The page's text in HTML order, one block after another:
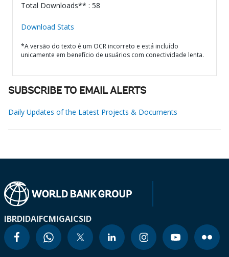
Total Downloads** : 58
Download Stats
*A versão do texto é um OCR incorreto e está incluído
unicamente em benefício de usuários com conectividade lenta.
SUBSCRIBE TO EMAIL ALERTS
Daily Updates of the Latest Projects & Documents
IBRDIDAIFCMIGAICSID